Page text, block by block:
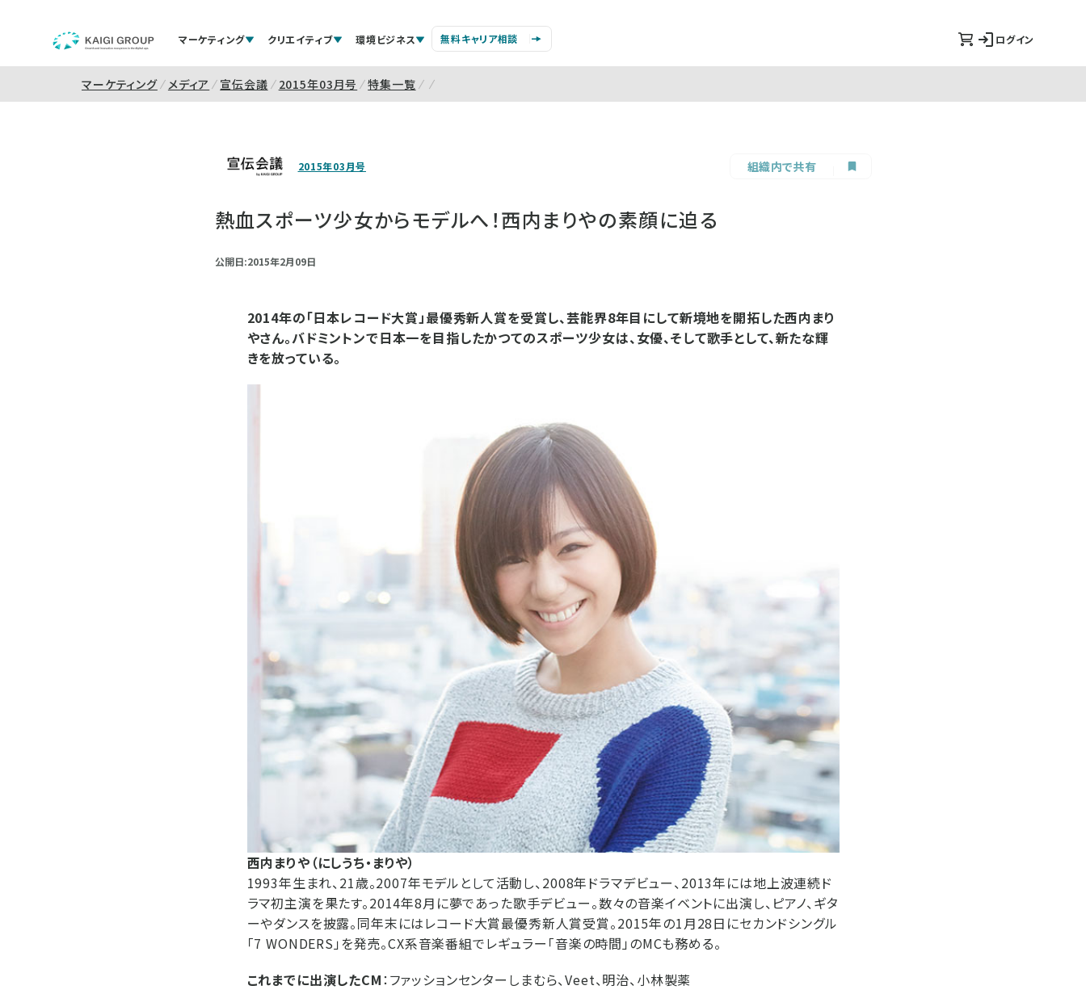
マーケティング クリエイティブ 環境ビジネス 無料キャリア相談 ログイン
マーケティング メディア 宣伝会議 2015年03月号 特集一覧
2015年03月号 組織内で共有
熱血スポーツ少女からモデルへ！西内まりやの素顔に迫る
公開日:2015年2月09日
2014年の「日本レコード大賞」最優秀新人賞を受賞し、芸能界8年目にして新境地を開拓した西内まり
やさん。バドミントンで日本一を目指したかつてのスポーツ少女は、女優、そして歌手として、新たな輝
きを放っている。
西内まりや（にしうち・まりや）
1993年生まれ、21歳。2007年モデルとして活動し、2008年ドラマデビュー、2013年には地上波連続ド
ラマ初主演を果たす。2014年8月に夢であった歌手デビュー。数々の音楽イベントに出演し、ピアノ、ギタ
ーやダンスを披露。同年末にはレコード大賞最優秀新人賞受賞。2015年の1月28日にセカンドシングル
「7 WONDERS」を発売。CX系音楽番組でレギュラー「音楽の時間」のMCも務める。
これまでに出演したCM：ファッションセンターしまむら、Veet、明治、小林製薬